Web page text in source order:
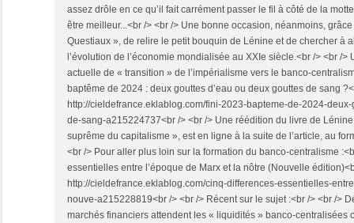
assez drôle en ce qu’il fait carrément passer le fil à côté de la
être meilleur...<br /> <br /> Une bonne occasion, néanmoins,
Questiaux », de relire le petit bouquin de Lénine et de chercher à
l’évolution de l’économie mondialisée au XXIe siècle.<br /> <br /
actuelle de « transition » de l’impérialisme vers le banco-
baptême de 2024 : deux gouttes d’eau ou deux gouttes de sang
http://cieldefrance.eklablog.com/fini-2023-bapteme-de-2024-
de-sang-a215224737<br /> <br /> Une réédition du livre de
suprême du capitalisme », est en ligne à la suite de l’article, au
<br /> Pour aller plus loin sur la formation du banco-centralisme
essentielles entre l’époque de Marx et la nôtre (Nouvelle
http://cieldefrance.eklablog.com/cinq-differences-essentielles-
nouve-a215228819<br /> <br /> Récent sur le sujet :<br /> <br />
marchés financiers attendent les « liquidités » banco-centralisées